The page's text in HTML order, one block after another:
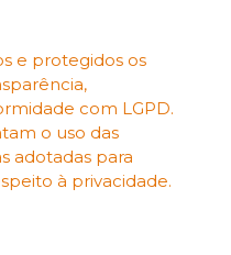
e protegidos os
com LGPD.
o uso das
adotadas para
à privacidade.